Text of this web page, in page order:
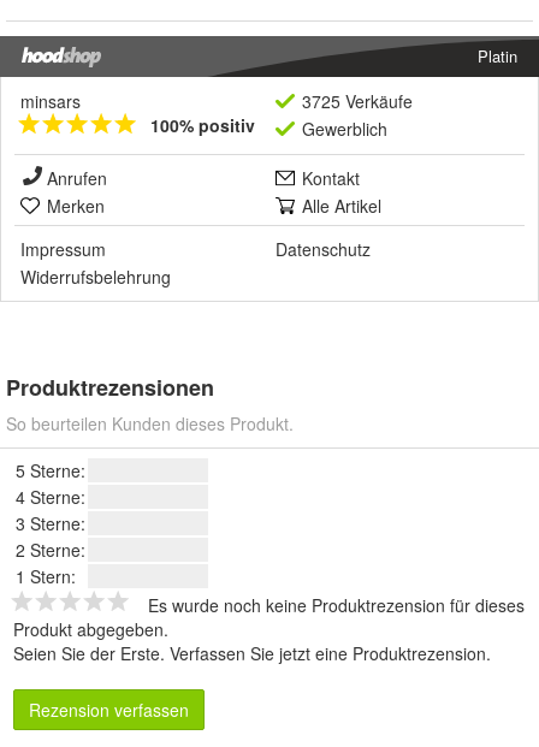
Platin
minsars
100% positiv
3725 Verkäufe
Gewerblich
Anrufen
Kontakt
Merken
Alle Artikel
Impressum
Datenschutz
Widerrufsbelehrung
Produktrezensionen
So beurteilen Kunden dieses Produkt.
5 Sterne:
4 Sterne:
3 Sterne:
2 Sterne:
1 Stern:
Es wurde noch keine Produktrezension für dieses
Produkt abgegeben.
Seien Sie der Erste. Verfassen Sie jetzt eine Produktrezension.
Rezension verfassen